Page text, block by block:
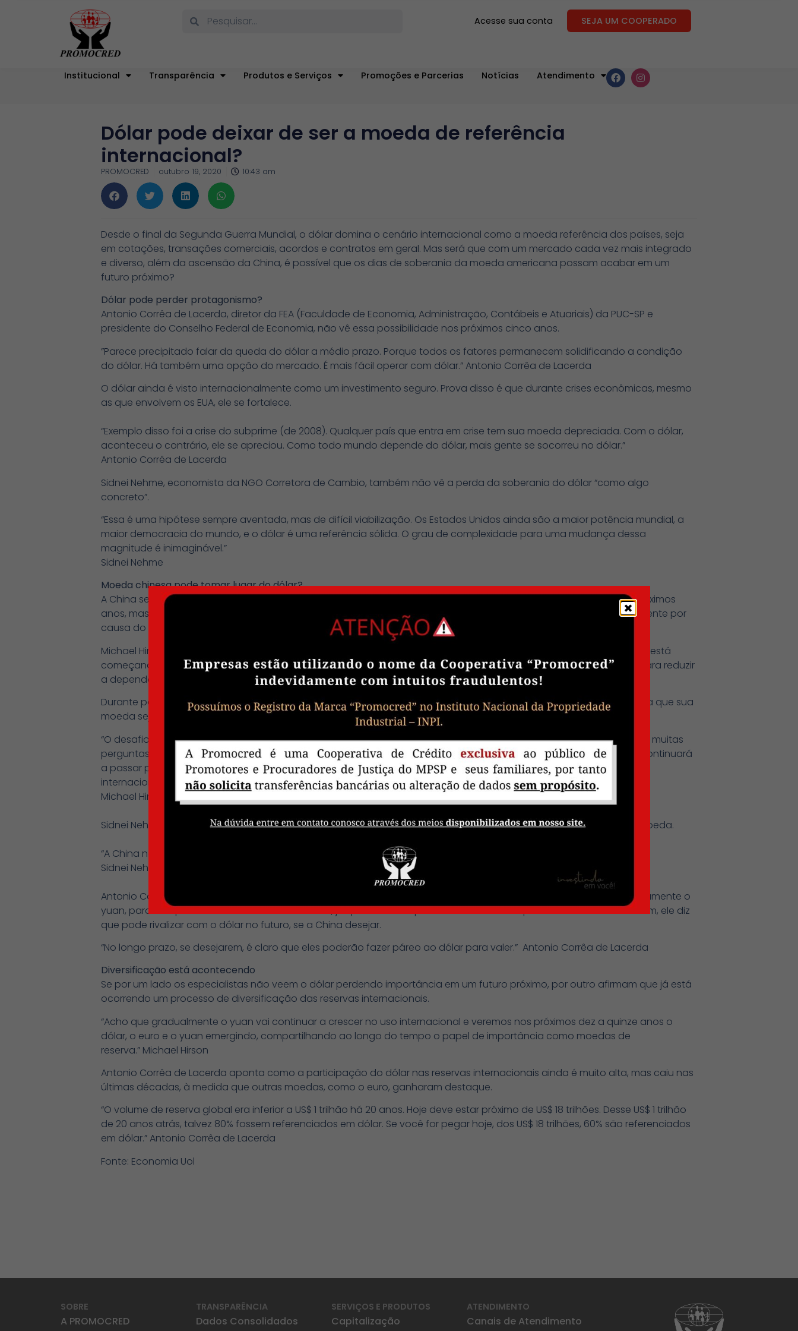
Acesse sua conta SEJA UM COOPERADO
Institucional Transparência Produtos e Serviços Promoções e Parcerias Notícias Atendimento
Dólar pode deixar de ser a moeda de referência
internacional?
PROMOCRED outubro 19, 2020 10:43 am
Desde o final da Segunda Guerra Mundial, o dólar domina o cenário internacional como a moeda referência dos países, seja
em cotações, transações comerciais, acordos e contratos em geral. Mas será que com um mercado cada vez mais integrado
e diverso, além da ascensão da China, é possível que os dias de soberania da moeda americana possam acabar em um
futuro próximo?
Dólar pode perder protagonismo?
Antonio Corrêa de Lacerda, diretor da FEA (Faculdade de Economia, Administração, Contábeis e Atuariais) da PUC-SP e
presidente do Conselho Federal de Economia, não vê essa possibilidade nos próximos cinco anos.
”Parece precipitado falar da queda do dólar a médio prazo. Porque todos os fatores permanecem solidificando a condição
do dólar. Há também uma opção do mercado. É mais fácil operar com dólar.” Antonio Corrêa de Lacerda
O dólar ainda é visto internacionalmente como um investimento seguro. Prova disso é que durante crises econômicas, mesmo
as que envolvem os EUA, ele se fortalece.
“Exemplo disso foi a crise do subprime (de 2008). Qualquer país que entra em crise tem sua moeda depreciada. Com o dólar,
aconteceu o contrário, ele se apreciou. Como todo mundo depende do dólar, mais gente se socorreu no dólar.”
Antonio Corrêa de Lacerda
Sidnei Nehme, economista da NGO Corretora de Cambio, também não vê a perda da soberania do dólar “como algo
concreto”.
“Essa é uma hipótese sempre aventada, mas de difícil viabilização. Os Estados Unidos ainda são a maior potência mundial, a
maior democracia do mundo, e o dólar é uma referência sólida. O grau de complexidade para uma mudança dessa
magnitude é inimaginável.”
Sidnei Nehme
Moeda chinesa pode tomar lugar do dólar?
A China se consolidou como potência, e economistas preveem que se tornará a maior economia do planeta nos próximos
anos, mas os especialistas são reticentes quanto à possibilidade de que o yuan passe na frente do dólar, principalmente por
causa do contexto político e social do país asiático.
Michael Hirson, diretor da consultoria Eurasia Group para China e Nordeste, afirmou recentemente que o país asiático está
começando a tentar aumentar o papel internacional de sua moeda, mas tem muito pouco a fazer no curto prazo para reduzir
a dependência do dólar.
Durante participação no podcast Itaú Views ele também questionou se a China teria a credibilidade institucional para que sua
moeda seja vista como um bom investimento de longo prazo.
“O desafio para a China é que ainda é um sistema político muito opaco. Não há independência do banco central, há muitas
perguntas sobre a força institucional de diferentes agências reguladoras. Acho que tudo isso significa que a China continuará
a passar por ciclos de estabilidade e instabilidade, o que importará para que o yuan se torne uma moeda de reserva
internacional.”
Michael Hirson
Sidnei Nehme também vê o cenário político como um empecilho para que a China aumente a importância de sua moeda.
“A China não é confiável, pois não é uma democracia, e o yuan é manipulado.”
Sidnei Nehme
Antonio Corrêa de Lacerda afirma que, por enquanto, o governo chinês não tem interesse em internacionalizar rapidamente o
yuan, para não perder o controle sobre a moeda, já que o câmbio passaria a ser definido pelo mercado. Mesmo assim, ele diz
que pode rivalizar com o dólar no futuro, se a China desejar.
“No longo prazo, se desejarem, é claro que eles poderão fazer páreo ao dólar para valer.” Antonio Corrêa de Lacerda
Diversificação está acontecendo
Se por um lado os especialistas não veem o dólar perdendo importância em um futuro próximo, por outro afirmam que já está
ocorrendo um processo de diversificação das reservas internacionais.
“Acho que gradualmente o yuan vai continuar a crescer no uso internacional e veremos nos próximos dez a quinze anos o
dólar, o euro e o yuan emergindo, compartilhando ao longo do tempo o papel de importância como moedas de
reserva.” Michael Hirson
Antonio Corrêa de Lacerda aponta como a participação do dólar nas reservas internacionais ainda é muito alta, mas caiu nas
últimas décadas, à medida que outras moedas, como o euro, ganharam destaque.
“O volume de reserva global era inferior a US$ 1 trilhão há 20 anos. Hoje deve estar próximo de US$ 18 trilhões. Desse US$ 1 trilhão
de 20 anos atrás, talvez 80% fossem referenciados em dólar. Se você for pegar hoje, dos US$ 18 trilhões, 60% são referenciados
em dólar.” Antonio Corrêa de Lacerda
Fonte: Economia Uol
SOBRE
A PROMOCRED
TRANSPARÊNCIA
Dados Consolidados
SERVIÇOS E PRODUTOS
Capitalização
ATENDIMENTO
Canais de Atendimento